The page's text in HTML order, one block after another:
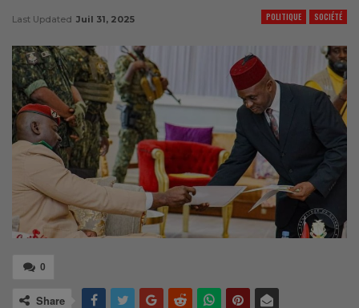
POLITIQUE SOCIÉTÉ
Last Updated Juil 31, 2025
0
Share